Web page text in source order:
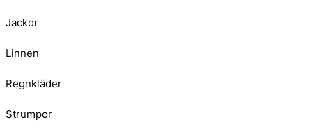
Jackor
Linnen
Regnkläder
Strumpor